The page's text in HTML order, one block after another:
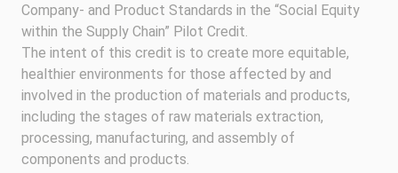
Company- and Product Standards in the “Social Equity
within the Supply Chain” Pilot Credit.
The intent of this credit is to create more equitable,
healthier environments for those affected by and
involved in the production of materials and products,
including the stages of raw materials extraction,
processing, manufacturing, and assembly of
components and products.